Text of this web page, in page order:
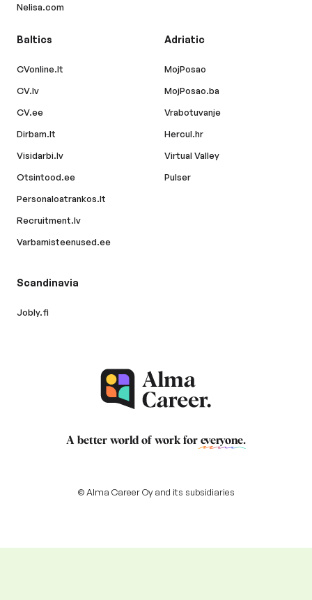
Nelisa.com
Baltics
CVonline.lt
CV.lv
CV.ee
Dirbam.lt
Visidarbi.lv
Otsintood.ee
Personaloatrankos.lt
Recruitment.lv
Varbamisteenused.ee
Adriatic
MojPosao
MojPosao.ba
Vrabotuvanje
Hercul.hr
Virtual Valley
Pulser
Scandinavia
Jobly.fi
A better world of work for everyone.
© Alma Career Oy and its subsidiaries